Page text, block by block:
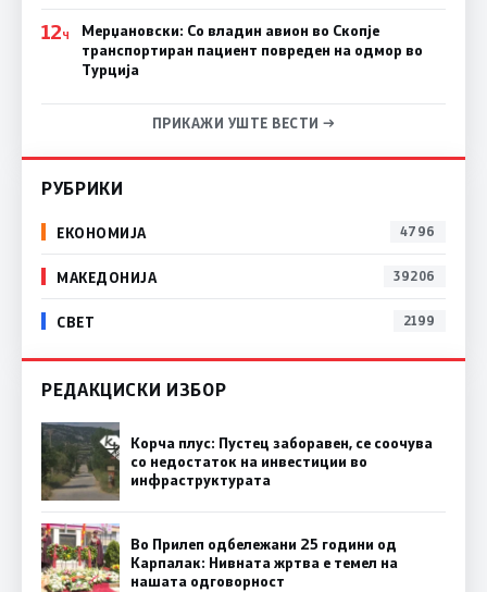
12Ч
Мерџановски: Со владин авион во Скопје
транспортиран пациент повреден на одмор во
Турција
ПРИКАЖИ УШТЕ ВЕСТИ →
РУБРИКИ
ЕКОНОМИЈА 4796
МАКЕДОНИЈА 39206
СВЕТ 2199
РЕДАКЦИСКИ ИЗБОР
Корча плус: Пустец заборавен, се соочува
со недостаток на инвестиции во
инфраструктурата
Во Прилеп одбележани 25 години од
Карпалак: Нивната жртва е темел на
нашата одговорност